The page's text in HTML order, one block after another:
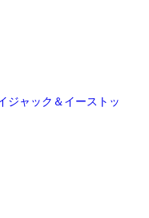
ジャック＆イーストッ